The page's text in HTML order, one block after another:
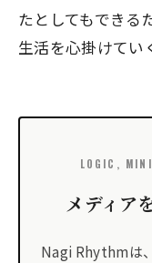
たとしてもできる
生活を心掛けてい
LOGIC,
メディア
Nagi Rhythmは